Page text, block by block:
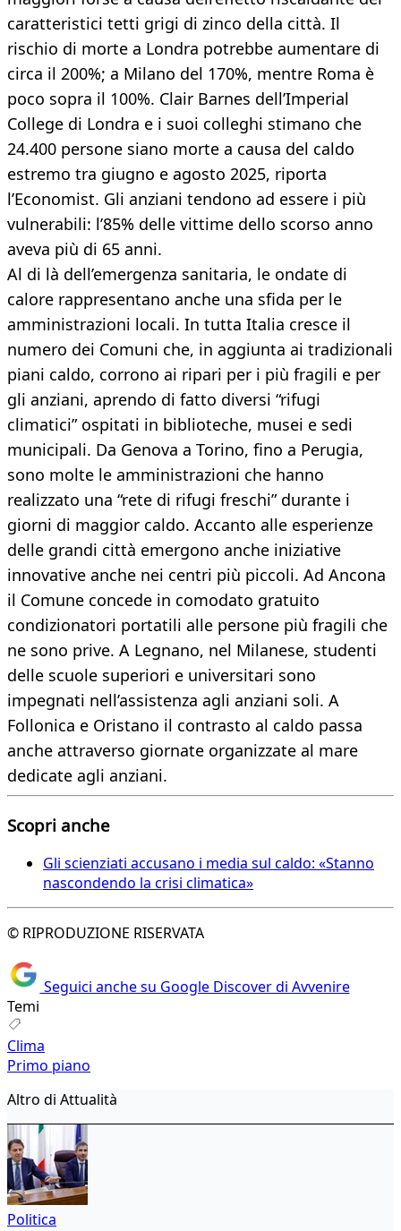
caratteristici tetti grigi di zinco della città. Il
rischio di morte a Londra potrebbe aumentare di
circa il 200%; a Milano del 170%, mentre Roma è
poco sopra il 100%. Clair Barnes dell’Imperial
College di Londra e i suoi colleghi stimano che
24.400 persone siano morte a causa del caldo
estremo tra giugno e agosto 2025, riporta
l’Economist. Gli anziani tendono ad essere i più
vulnerabili: l’85% delle vittime dello scorso anno
aveva più di 65 anni.
Al di là dell’emergenza sanitaria, le ondate di
calore rappresentano anche una sfida per le
amministrazioni locali. In tutta Italia cresce il
numero dei Comuni che, in aggiunta ai tradizionali
piani caldo, corrono ai ripari per i più fragili e per
gli anziani, aprendo di fatto diversi “rifugi
climatici” ospitati in biblioteche, musei e sedi
municipali. Da Genova a Torino, fino a Perugia,
sono molte le amministrazioni che hanno
realizzato una “rete di rifugi freschi” durante i
giorni di maggior caldo. Accanto alle esperienze
delle grandi città emergono anche iniziative
innovative anche nei centri più piccoli. Ad Ancona
il Comune concede in comodato gratuito
condizionatori portatili alle persone più fragili che
ne sono prive. A Legnano, nel Milanese, studenti
delle scuole superiori e universitari sono
impegnati nell’assistenza agli anziani soli. A
Follonica e Oristano il contrasto al caldo passa
anche attraverso giornate organizzate al mare
dedicate agli anziani.
Scopri anche
Gli scienziati accusano i media sul caldo: «Stanno
nascondendo la crisi climatica»
© RIPRODUZIONE RISERVATA
Seguici anche su Google Discover di Avvenire
Temi
Clima
Primo piano
Altro di Attualità
Politica